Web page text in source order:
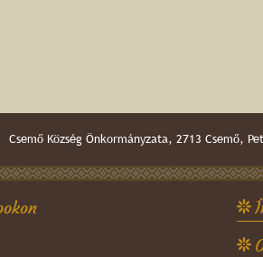
Csemő Község Önkormányzata, 2713